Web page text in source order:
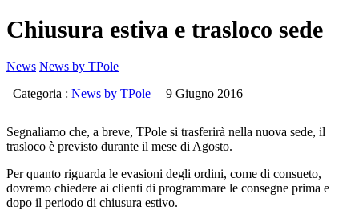
Chiusura estiva e trasloco sede
News News by TPole
Categoria : News by TPole | 9 Giugno 2016
Segnaliamo che, a breve, TPole si trasferirà nella nuova sede, il
trasloco è previsto durante il mese di Agosto.
Per quanto riguarda le evasioni degli ordini, come di consueto,
dovremo chiedere ai clienti di programmare le consegne prima e
dopo il periodo di chiusura estivo.